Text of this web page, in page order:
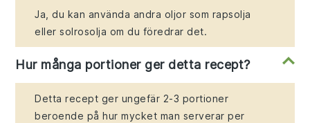
Ja, du kan använda andra oljor som rapsolja
eller solrosolja om du föredrar det.
Hur många portioner ger detta recept?
Detta recept ger ungefär 2-3 portioner
beroende på hur mycket man serverar per